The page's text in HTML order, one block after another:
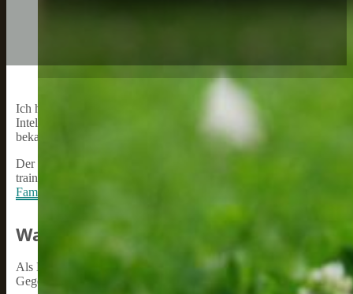
Ich habe das Vergnügen, Ihnen heute über eine der bekanntesten
Intelligenz, Loyalität und Schönheit. Der Welpennapf ist ein
bekannt dafür, sehr aktiv und energisch zu sein, was sie zu
Der Welpennapf ist auch für seine Fähigkeit bekannt, schnell zu
trainiert werden. Sie sind auch sehr loyal gegenüber ihren
Familienhund
Was ist ein Welpennapf?
Als Hundeliebhaber und Besitzer weiß ich, wie wichtig es ist,
Gegenstand, der dazu beiträgt, dass Ihr
Hund gesund und